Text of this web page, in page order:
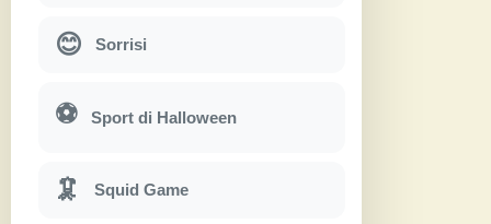
😊 Sorrisi
⚽ Sport di Halloween
🦑 Squid Game